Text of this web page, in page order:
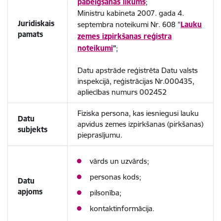
Juridiskais
pamats
Ministru kabineta 2007. gada 4.
septembra noteikumi Nr. 608 "Lauku
zemes izpirkšanas reģistra
noteikumi";
Datu apstrāde reģistrēta Datu valsts
inspekcijā, reģistrācijas Nr.000435,
apliecības numurs 002452
Datu
subjekts
Fiziska persona, kas iesniegusi lauku
apvidus zemes izpirkšanas (pirkšanas)
pieprasījumu.
Datu
apjoms
vārds un uzvārds;
personas kods;
pilsonība;
kontaktinformācija.